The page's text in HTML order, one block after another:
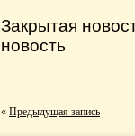
Закрытая
новость
« Предыдущая запись